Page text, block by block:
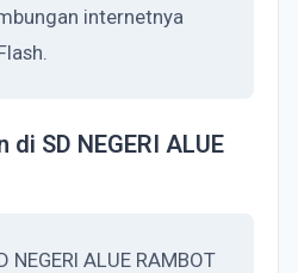
internetnya
SD NEGERI ALUE
ALUE RAMBOT